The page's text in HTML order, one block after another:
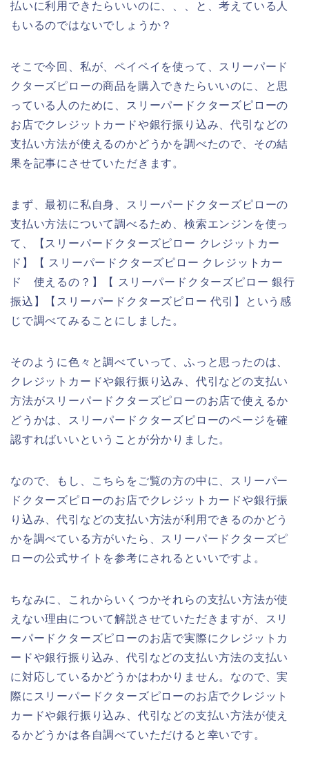
払いに利用できたらいいのに、、、と、考えている人
もいるのではないでしょうか？
そこで今回、私が、ペイペイを使って、スリーパード
クターズピローの商品を購入できたらいいのに、と思
っている人のために、スリーパードクターズピローの
お店でクレジットカードや銀行振り込み、代引などの
支払い方法が使えるのかどうかを調べたので、その結
果を記事にさせていただきます。
まず、最初に私自身、スリーパードクターズピローの
支払い方法について調べるため、検索エンジンを使っ
て、【スリーパードクターズピロー クレジットカー
ド】【 スリーパードクターズピロー クレジットカー
ド 使えるの？】【 スリーパードクターズピロー 銀行
振込】【スリーパードクターズピロー 代引】という感
じで調べてみることにしました。
そのように色々と調べていって、ふっと思ったのは、
クレジットカードや銀行振り込み、代引などの支払い
方法がスリーパードクターズピローのお店で使えるか
どうかは、スリーパードクターズピローのページを確
認すればいいということが分かりました。
なので、もし、こちらをご覧の方の中に、スリーパー
ドクターズピローのお店でクレジットカードや銀行振
り込み、代引などの支払い方法が利用できるのかどう
かを調べている方がいたら、スリーパードクターズピ
ローの公式サイトを参考にされるといいですよ。
ちなみに、これからいくつかそれらの支払い方法が使
えない理由について解説させていただきますが、スリ
ーパードクターズピローのお店で実際にクレジットカ
ードや銀行振り込み、代引などの支払い方法の支払い
に対応しているかどうかはわかりません。なので、実
際にスリーパードクターズピローのお店でクレジット
カードや銀行振り込み、代引などの支払い方法が使え
るかどうかは各自調べていただけると幸いです。